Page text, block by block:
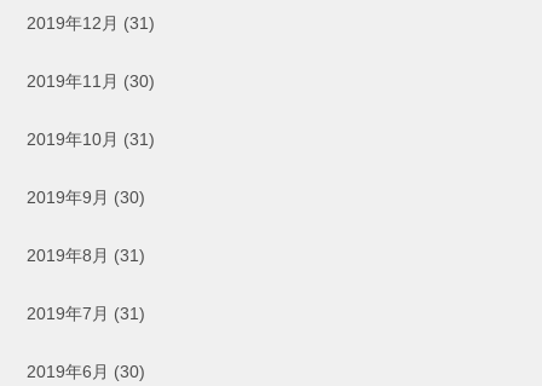
2019年12月 (31)
2019年11月 (30)
2019年10月 (31)
2019年9月 (30)
2019年8月 (31)
2019年7月 (31)
2019年6月 (30)